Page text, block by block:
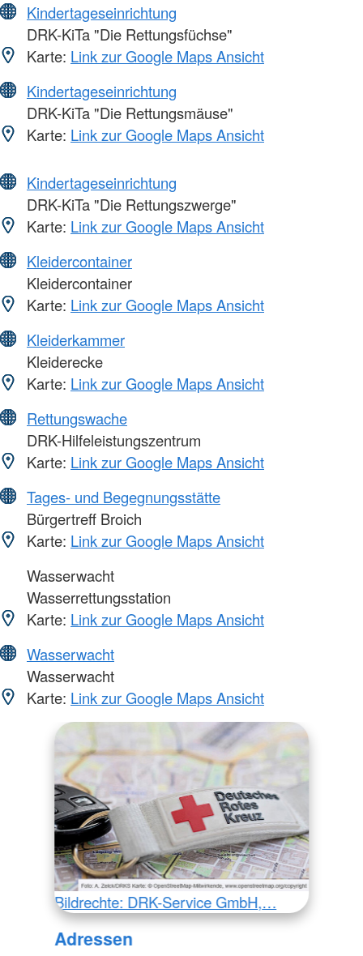
Kindertageseinrichtung
DRK-KiTa "Die Rettungsfüchse"
Karte: Link zur Google Maps Ansicht
Kindertageseinrichtung
DRK-KiTa "Die Rettungsmäuse"
Karte: Link zur Google Maps Ansicht
Kindertageseinrichtung
DRK-KiTa "Die Rettungszwerge"
Karte: Link zur Google Maps Ansicht
Kleidercontainer
Kleidercontainer
Karte: Link zur Google Maps Ansicht
Kleiderkammer
Kleiderecke
Karte: Link zur Google Maps Ansicht
Rettungswache
DRK-Hilfeleistungszentrum
Karte: Link zur Google Maps Ansicht
Tages- und Begegnungsstätte
Bürgertreff Broich
Karte: Link zur Google Maps Ansicht
Wasserwacht
Wasserrettungsstation
Karte: Link zur Google Maps Ansicht
Wasserwacht
Wasserwacht
Karte: Link zur Google Maps Ansicht
Bildrechte: DRK-Service GmbH,…
Adressen